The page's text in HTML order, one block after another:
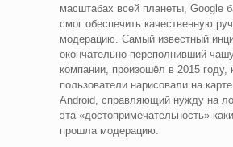
масштабах всей планеты, Google
смог обеспечить качественную
модерацию. Самый известный
окончательно переполнивший
компании, произошёл в 2015 году,
пользователи нарисовали на
Android, справляющий нужду на
эта «достопримечательность»
прошла модерацию.